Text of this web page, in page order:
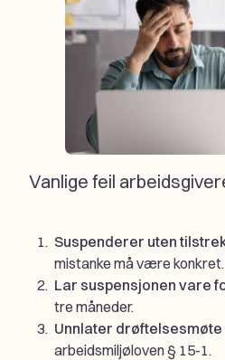
Vanlige feil
Suspenderer uten
mistanke må være konkret.
Lar suspensjonen vare
tre måneder.
Unnlater drøftelsesmøte
arbeidsmiljøloven § 15-1.